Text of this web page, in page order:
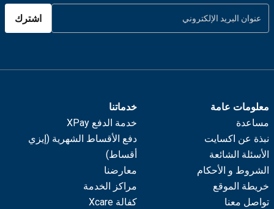
اشترك
معلومات عامة
مساعدة
نبذة عن اكسايت
الأسئلة الشائعة
الشروط و الأحكام
خريطة الموقع
تواصل معنا
خدماتنا
خدمة الدفع XPay
دفع الأقساط الشهرية (إيزي
أقساط)
معارضنا
مراكز الخدمة
كفالة Xcare